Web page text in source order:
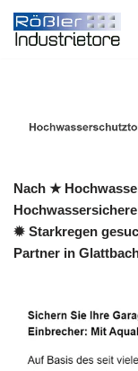
Zum
Nach ★
✹ Starkregen
Partner in